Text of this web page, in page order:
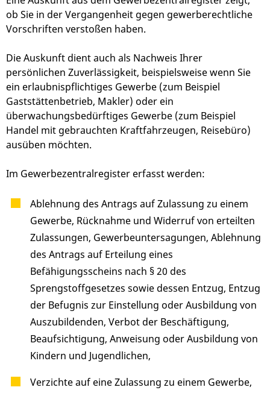
ob Sie in der Vergangenheit gegen gewerberechtliche
Vorschriften verstoßen haben.
Die Auskunft dient auch als Nachweis Ihrer
persönlichen Zuverlässigkeit, beispielsweise wenn Sie
ein erlaubnispflichtiges Gewerbe (zum Beispiel
Gaststättenbetrieb, Makler) oder ein
überwachungsbedürftiges Gewerbe (zum Beispiel
Handel mit gebrauchten Kraftfahrzeugen, Reisebüro)
ausüben möchten.
Im Gewerbezentralregister erfasst werden:
Ablehnung des Antrags auf Zulassung zu einem
Gewerbe, Rücknahme und Widerruf von erteilten
Zulassungen, Gewerbeuntersagungen, Ablehnung
des Antrags auf Erteilung eines
Befähigungsscheins nach § 20 des
Sprengstoffgesetzes sowie dessen Entzug, Entzug
der Befugnis zur Einstellung oder Ausbildung von
Auszubildenden, Verbot der Beschäftigung,
Beaufsichtigung, Anweisung oder Ausbildung von
Kindern und Jugendlichen,
Verzichte auf eine Zulassung zu einem Gewerbe,